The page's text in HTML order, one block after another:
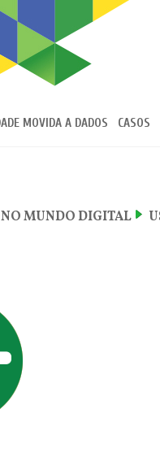
MOVIDA A DADOS CASOS
MUNDO DIGITAL